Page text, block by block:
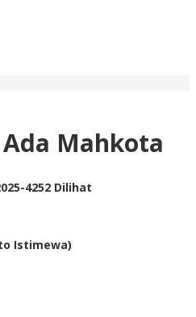
Mahkota
oleh
-4252 Dilihat
Istimewa)